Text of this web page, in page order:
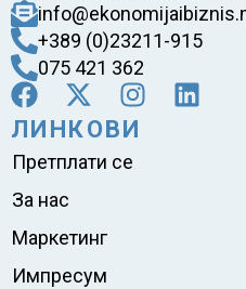
+389 (0)23211-915
075 421 362
ЛИНКОВИ
Претплати се
За нас
Маркетинг
Импресум